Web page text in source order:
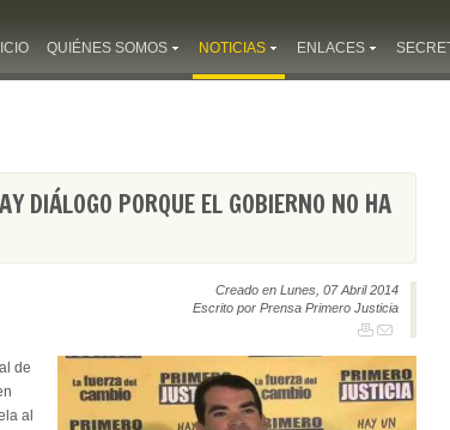
QUIÉNES SOMOS NOTICIAS ENLACES
DIÁLOGO PORQUE EL GOBIERNO NO HA
Creado en Lunes, 07 Abril 2014
Escrito por Prensa Primero Justicia
de
al